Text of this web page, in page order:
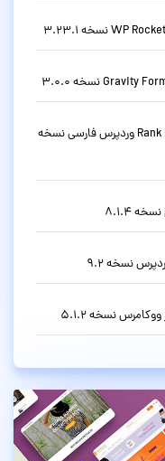
دانلود افزونه سئو حرفه ای رنک مث Rank Math Pro وردپرس فارسی نسخه